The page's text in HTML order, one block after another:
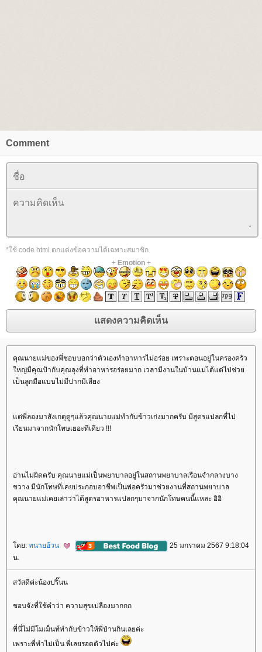
Comment
*ใช้ code html ตกแต่งข้อความได้เฉพาะสมาชิก
+ Emotion+
คุณนายแม่ของพี่ชอบบอกว่าตัวเองทำอาหารไม่อร่อย เพราะตอนอยู่ในครองครัว
หญ่มีคุณป้ากับคุณลุงที่ทำอาหารอร่อยมาก เวลามีงานในบ้านแม่ได้แต่ไปช่ว
เป็นลูกมือแบบไม่มีปากมีเสียง
ต่พี่ลองมาสังเกตุดูๆแล้วคุณนายแม่ทำกับข้าวเก่งมากครับ มีสูตรแปลกที่ไป
เรียนมาจากนักโทษเยอะทีเดียว !!!
อ่านไม่ผิดครับ คุณนายแม่เป็นพยาบาลอยู่ในสถานพยาบาลเรือนจำกลางบาง
ขวาง มีนักโทษที่เคยประกอบอาชีพเป็นพ่อครัวมาช่วยงานที่สถานพยาบาล
คุณนายแม่เคยเล่าว่าได้สูตรอาหารแปลกๆมาจากนักโทษคนนี้แหละ อิอิ
ดย: ทนายอ้วน
25 มกราคม 2567 9:18:04
น.
สวัสดีค่ะน้องปริ๊นน
ชอบจังที่ใช้คำว่า ความสุขเปลืองมากกก
พี่นี่ไม่มีโมเม็นท์ทำกับข้าวให้พี่ป่านกินเลยค่ะ
เพราะพี่ทำไม่เป็น พี่เลยรอดตัวไปค่ะ